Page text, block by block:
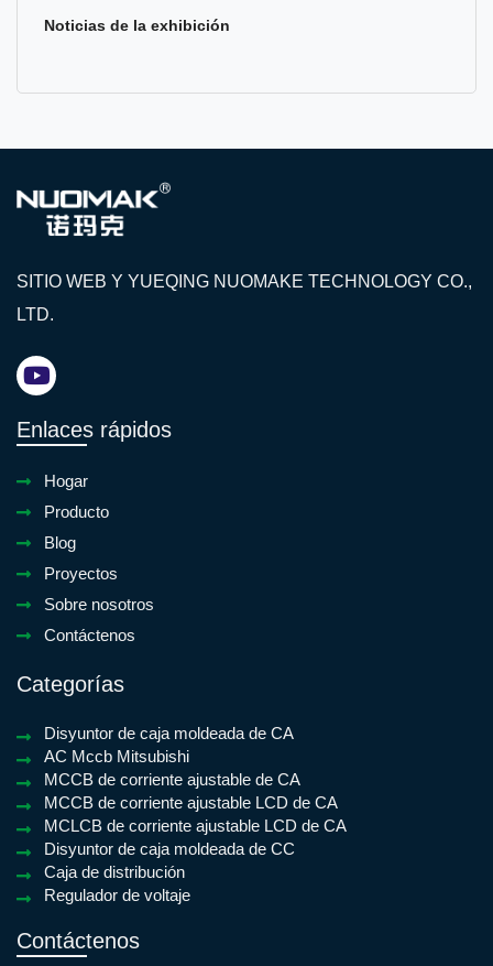
Noticias de la exhibición
SITIO WEB Y YUEQING NUOMAKE TECHNOLOGY CO.,
LTD.
Enlaces rápidos
Hogar
Producto
Blog
Proyectos
Sobre nosotros
Contáctenos
Categorías
Disyuntor de caja moldeada de CA
AC Mccb Mitsubishi
MCCB de corriente ajustable de CA
MCCB de corriente ajustable LCD de CA
MCLCB de corriente ajustable LCD de CA
Disyuntor de caja moldeada de CC
Caja de distribución
Regulador de voltaje
Contáctenos